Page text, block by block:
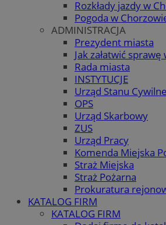
Rozkłady jazdy w
Pogoda w
ADMINISTRACJA
Prezydent miasta
Jak załatwić
Rada miasta
INSTYTUCJE
Urząd Stanu
OPS
Urząd Skarbowy
ZUS
Urząd Pracy
Komenda Miejska
Straż Miejska
Straż Pożarna
Prokuratura
KATALOG FIRM
KATALOG FIRM